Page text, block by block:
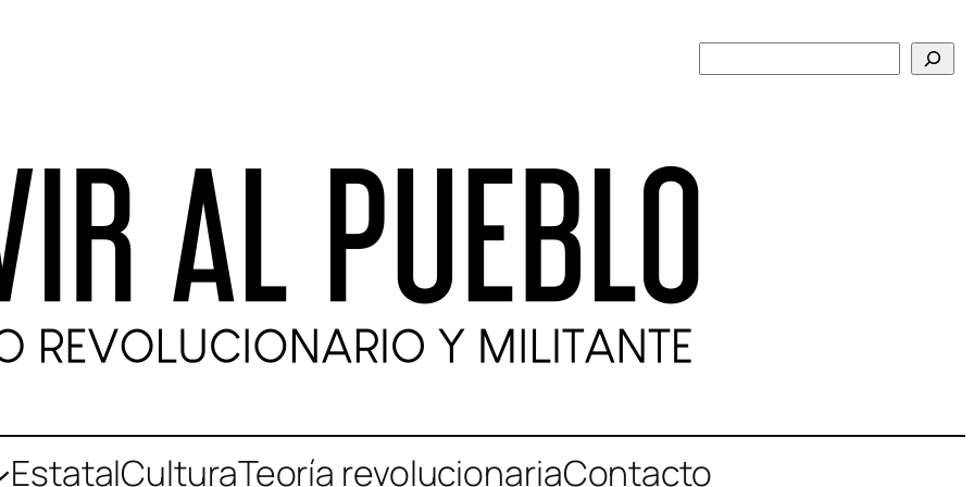
EstatalCulturaTeoría revolucionariaContacto